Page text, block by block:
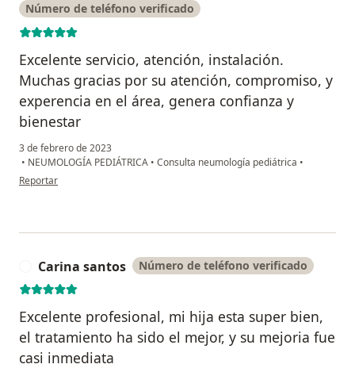
Número de teléfono verificado
Excelente servicio, atención, instalación.
Muchas gracias por su atención, compromiso, y
experencia en el área, genera confianza y
bienestar
3 de febrero de 2023
• NEUMOLOGÍA PEDIÁTRICA • Consulta neumología pediátrica •
en opinión del usuario Karoll Marcela Vargas
Reportar
Carina santos Número de teléfono verificado
Excelente profesional, mi hija esta super bien,
el tratamiento ha sido el mejor, y su mejoria fue
casi inmediata